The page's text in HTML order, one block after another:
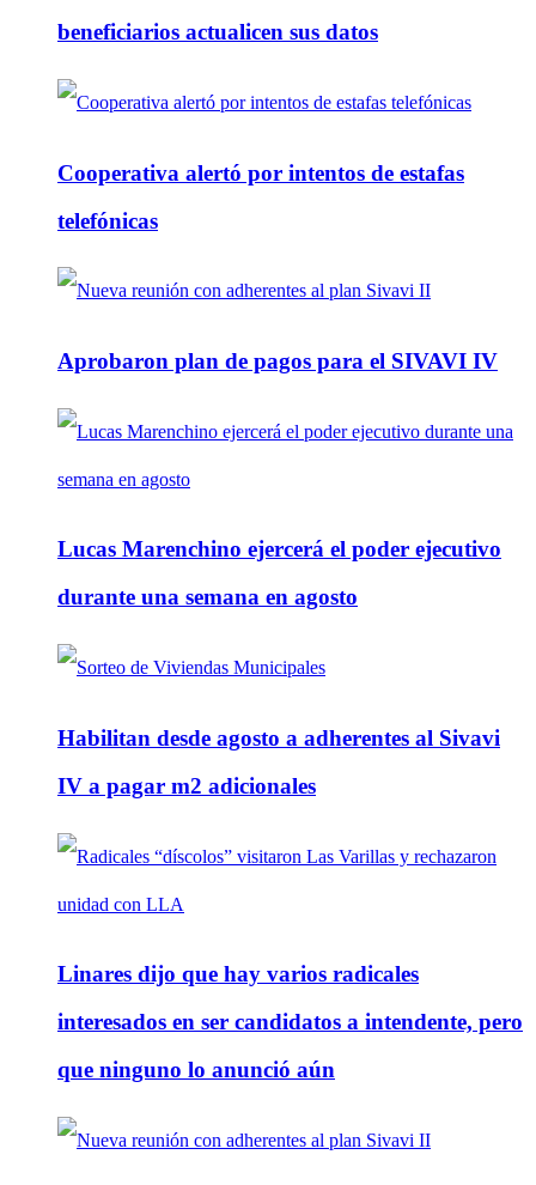
beneficiarios actualicen sus datos
Cooperativa alertó por intentos de estafas
telefónicas
Aprobaron plan de pagos para el SIVAVI IV
Lucas Marenchino ejercerá el poder ejecutivo
durante una semana en agosto
Habilitan desde agosto a adherentes al Sivavi
IV a pagar m2 adicionales
Linares dijo que hay varios radicales
interesados en ser candidatos a intendente, pero
que ninguno lo anunció aún